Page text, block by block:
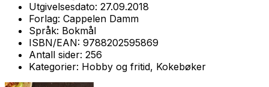
Utgivelsesdato: 27.09.2018
Forlag: Cappelen Damm
Språk: Bokmål
ISBN/EAN: 9788202595869
Antall sider: 256
Kategorier: Hobby og fritid, Kokebøker